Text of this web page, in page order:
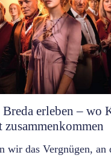
erleben – wo
wir das Vergnügen,